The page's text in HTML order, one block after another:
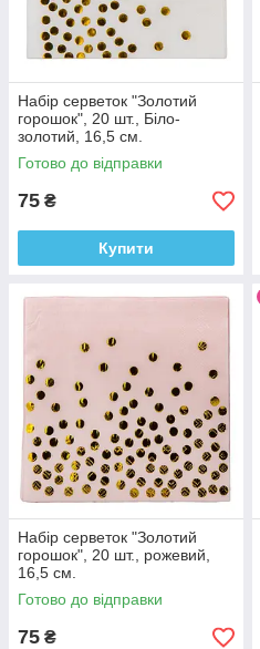
Набір серветок "Золотий
горошок", 20 шт., Біло-
золотий, 16,5 см.
Готово до відправки
75 ₴
Купити
Набір серветок "Золотий
горошок", 20 шт., рожевий,
16,5 см.
Готово до відправки
75 ₴